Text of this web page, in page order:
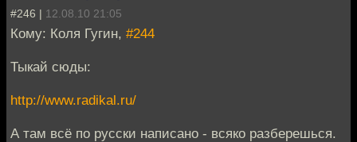
#246 | 12.08.10 21:05
Кому: Коля Гугин, #244
Тыкай сюды:
http://www.radikal.ru/
А там всё по русски написано - всяко разберешься.